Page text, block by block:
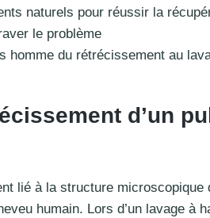
naturels pour réussir la
le problème
homme du rétrécissement au
d’un
lié à la structure
humain. Lors d’un lavage à